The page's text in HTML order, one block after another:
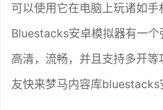
可以使用它在电脑上玩诸如手
Bluestacks安卓模拟器有一个
高清，流畅，并且支持多开
友快来梦马内容库bluestacks